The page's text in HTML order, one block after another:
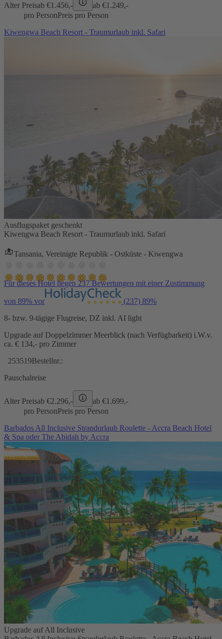
Alter Preisab €1.456,- ab €1.249,-
pro PersonPreis pro Person
Kiwengwa Beach Resort - Traumurlaub inkl. Safari
Ausflugspaket geschenkt
Kiwengwa Beach Resort - Traumurlaub inkl. Safari
Tansania, Vereinigte Republik - Ostküste - Kiwengwa
Für dieses Hotel liegen 237 Bewertungen mit einer Zustimmung
von 89% vor (237) 89%
8- bzw. 9-tägige Flugreise, DZ inkl. AI light
Upgrade auf Doppelzimmer Meerblick (nach Verfügbarkeit) i.W.v.
ca. € 134,- pro Zimmer
253519Bestellnr.:
Pauschalreise
Alter Preisab €2.296,- ab €1.699,-
pro PersonPreis pro Person
Barbados All Inclusive Strandurlaub Roulette - Accra Beach Hotel
& Spa oder The Abidah by Accra
Upgrade auf All Inclusive